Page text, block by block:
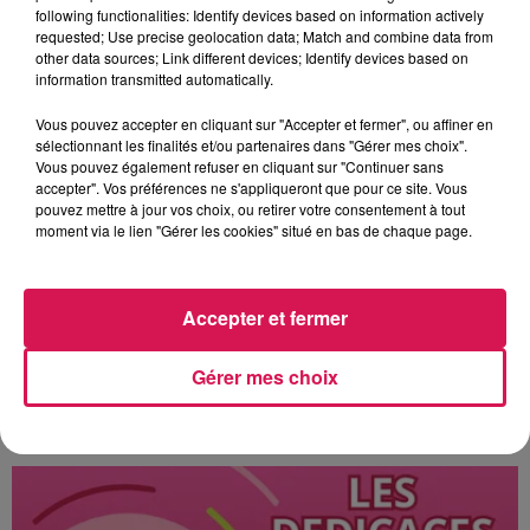
À L'ANTENNE
following functionalities: Identify devices based on information actively
requested; Use precise geolocation data; Match and combine data from
other data sources; Link different devices; Identify devices based on
information transmitted automatically.
Vous pouvez accepter en cliquant sur "Accepter et fermer", ou affiner en
sélectionnant les finalités et/ou partenaires dans "Gérer mes choix".
Vous pouvez également refuser en cliquant sur "Continuer sans
accepter". Vos préférences ne s'appliqueront que pour ce site. Vous
pouvez mettre à jour vos choix, ou retirer votre consentement à tout
moment via le lien "Gérer les cookies" situé en bas de chaque page.
Gérer mes choix
Accepter et fermer